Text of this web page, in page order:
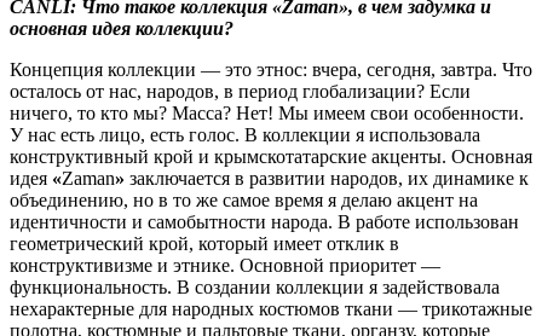
CANLI: Что такое коллекция «Zaman», в чем задумка и
основная идея коллекции?
Концепция коллекции — это этнос: вчера, сегодня, завтра. Что
осталось от нас, народов, в период глобализации? Если
ничего, то кто мы? Масса? Нет! Мы имеем свои особенности.
У нас есть лицо, есть голос. В коллекции я использовала
конструктивный крой и крымскотатарские акценты. Основная
идея «Zaman» заключается в развитии народов, их динамике к
объединению, но в то же самое время я делаю акцент на
идентичности и самобытности народа. В работе использован
геометрический крой, который имеет отклик в
конструктивизме и этнике. Основной приоритет —
функциональность. В создании коллекции я задействовала
нехарактерные для народных костюмов ткани — трикотажные
полотна, костюмные и пальтовые ткани, органзу, которые